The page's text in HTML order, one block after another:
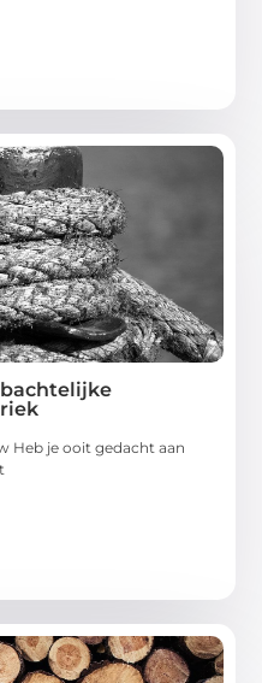
Heb je ooit gedacht aan